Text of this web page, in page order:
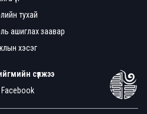
тухай
ашиглах заавар
хэсэг
сүлжээ
Facebook